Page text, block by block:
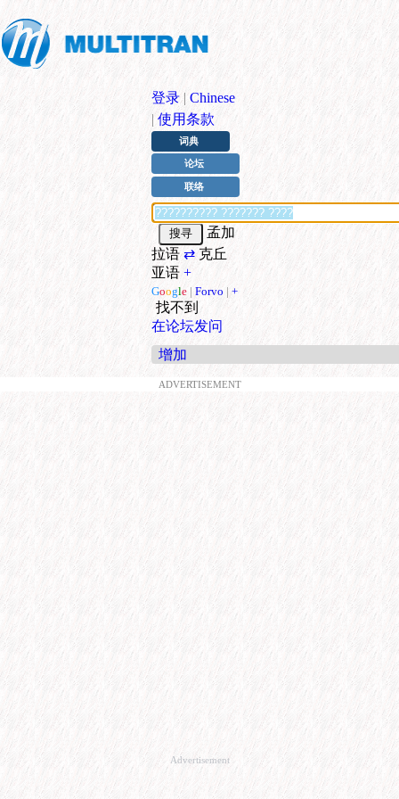
登录 | Chinese
| 使用条款
词典
论坛
联络
孟加
拉语⇄ 克丘
亚语 +
Google | Forvo | +
找不到
在论坛发问
增加
ADVERTISEMENT
Advertisement